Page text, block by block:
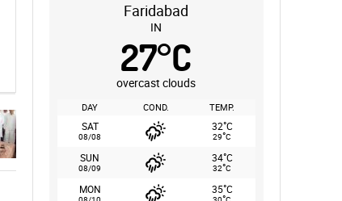
Faridabad
IN
27°C
overcast clouds
DAY COND. TEMP.
SAT
08/08
32°C
29°C
SUN
08/09
34°C
32°C
MON 35°C